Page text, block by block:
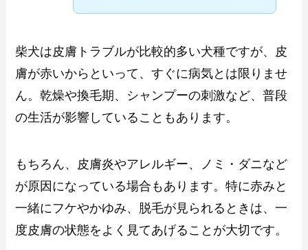
柴犬は皮膚トラブルが比較的多い犬種ですが、皮
膚が赤いからといって、すぐに病気とは限りませ
ん。乾燥や換毛期、シャンプーの刺激など、普段
の生活が影響していることもあります。
もちろん、皮膚炎やアレルギー、ノミ・ダニなど
が原因になっている場合もあります。特に赤みと
一緒にフケやかゆみ、脱毛が見られるときは、一
度皮膚の状態をよく見てあげることが大切です。